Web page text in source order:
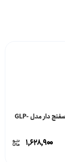
سوتین تور اسفنج دار مدل GLP-
۱,۶۲۸,۹۰۰